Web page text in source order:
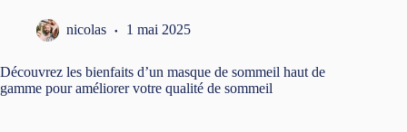
nicolas 1 mai 2025
Découvrez les bienfaits d’un masque de sommeil haut de
gamme pour améliorer votre qualité de sommeil